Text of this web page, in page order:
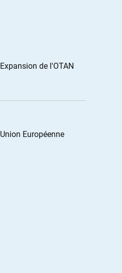
Expansion de l'OTAN
Union Européenne